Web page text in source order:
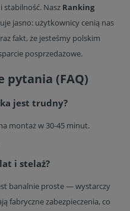
stabilność. Nasz Ranking
jasno: użytkownicy cenią nas
fakt, że jesteśmy polskim
posprzedażowe.
pytania (FAQ)
jest trudny?
montaż w 30-45 minut.
i stelaż?
banalnie proste — wystarczy
fabryczne zabezpieczenia, co